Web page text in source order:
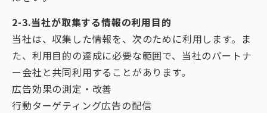
2-3.当社が取集する情報の利用目的
当社は、収集した情報を、次のために利用します。ま
た、利用目的の達成に必要な範囲で、当社のパートナ
ー会社と共同利用することがあります。
広告効果の測定・改善
行動ターゲティング広告の配信